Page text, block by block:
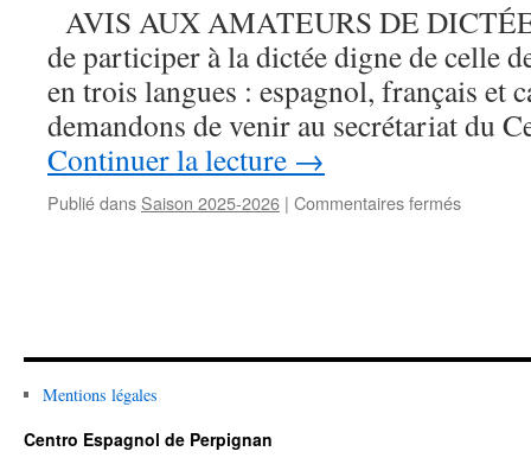
AVIS AUX AMATEURS DE
de participer à la dictée digne de celle
en trois langues : espagnol, français et
demandons de venir au secrétariat du
Continuer la lecture →
Publié dans Saison 2025-2026 | Commentaires fermés
Mentions légales
Centro Espagnol de Perpignan